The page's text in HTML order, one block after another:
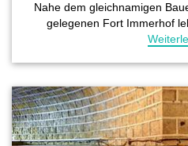
Nahe dem gleichnamigen
gelegenen Fort Immerhof